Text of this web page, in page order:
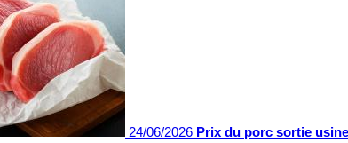
24/06/2026 Prix du porc sortie